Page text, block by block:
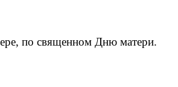
по священном Дню матери.